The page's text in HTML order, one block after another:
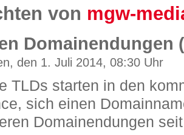
von mgw-
Domainendungen
den 1. Juli 2014, 08:30 Uhr
TLDs starten in den
sich einen
Domainendungen